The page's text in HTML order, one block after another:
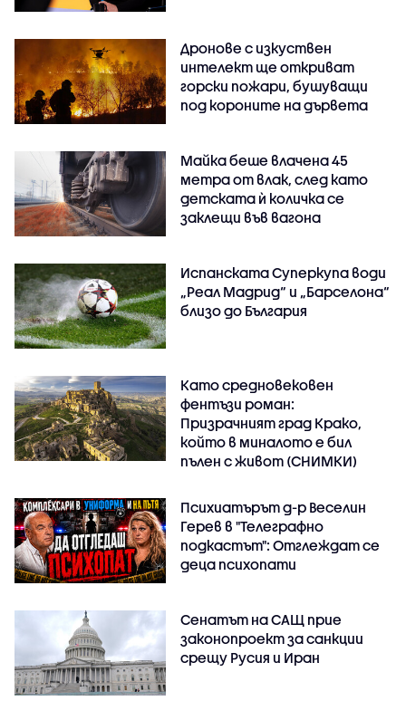
Дронове с изкуствен
интелект ще откриват
горски пожари, бушуващи
под короните на дървета
Майка беше влачена 45
метра от влак, след като
детската ѝ количка се
заклещи във вагона
Испанската Суперкупа води
„Реал Мадрид“ и „Барселона“
близо до България
Като средновековен
фентъзи роман:
Призрачният град Крако,
който в миналото е бил
пълен с живот (СНИМКИ)
Психиатърът д-р Веселин
Герев в "Телеграфно
подкастът": Отглеждат се
деца психопати
Сенатът на САЩ прие
законопроект за санкции
срещу Русия и Иран